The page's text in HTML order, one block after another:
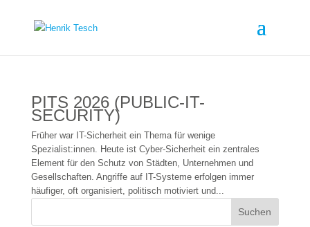
PITS 2026 (PUBLIC-IT-
SECURITY)
Früher war IT-Sicherheit ein Thema für wenige
Spezialist:innen. Heute ist Cyber-Sicherheit ein zentrales
Element für den Schutz von Städten, Unternehmen und
Gesellschaften. Angriffe auf IT-Systeme erfolgen immer
häufiger, oft organisiert, politisch motiviert und...